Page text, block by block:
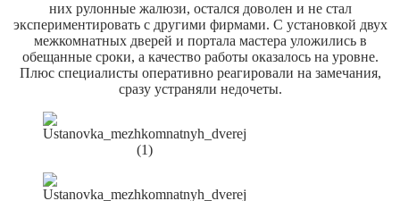
них рулонные жалюзи, остался доволен и не стал
экспериментировать с другими фирмами. С установкой двух
межкомнатных дверей и портала мастера уложились в
обещанные сроки, а качество работы оказалось на уровне.
Плюс специалисты оперативно реагировали на замечания,
сразу устраняли недочеты.